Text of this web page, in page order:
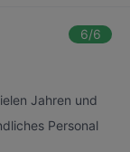
6/6
Jahren und
Personal